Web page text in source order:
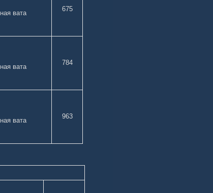
вата
675
вата
784
вата
963